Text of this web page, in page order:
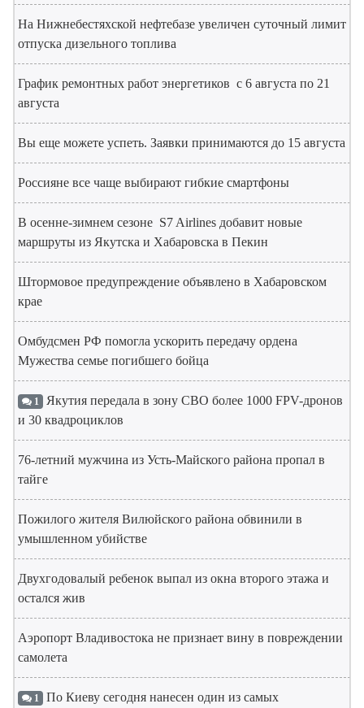
На Нижнебестяхской нефтебазе увеличен суточный лимит
отпуска дизельного топлива
График ремонтных работ энергетиков с 6 августа по 21
августа
Вы еще можете успеть. Заявки принимаются до 15 августа
Россияне все чаще выбирают гибкие смартфоны
В осенне-зимнем сезоне S7 Airlines добавит новые
маршруты из Якутска и Хабаровска в Пекин
Штормовое предупреждение объявлено в Хабаровском
крае
Омбудсмен РФ помогла ускорить передачу ордена
Мужества семье погибшего бойца
1 Якутия передала в зону СВО более 1000 FPV-дронов
и 30 квадроциклов
76-летний мужчина из Усть-Майского района пропал в
тайге
Пожилого жителя Вилюйского района обвинили в
умышленном убийстве
Двухгодовалый ребенок выпал из окна второго этажа и
остался жив
Аэропорт Владивостока не признает вину в повреждении
самолета
1 По Киеву сегодня нанесен один из самых